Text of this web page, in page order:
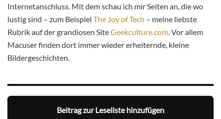
Internetanschluss. Mit dem schau ich mir Seiten an, die wo
lustig sind – zum Beispiel The Joy of Tech – meine liebste
Rubrik auf der grandiosen SiteGeekculture.com. Vor allem
Macuser finden dort immer wieder erheiternde, kleine
Bildergeschichten.
Beitrag zur Leseliste hinzufügen